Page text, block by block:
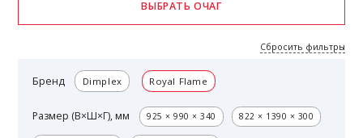
Бренд Dimplex Royal Flame
Размер (В×Ш×Г), мм 925 × 990 × 340 822 × 1390 × 300
Сбросить фильтры